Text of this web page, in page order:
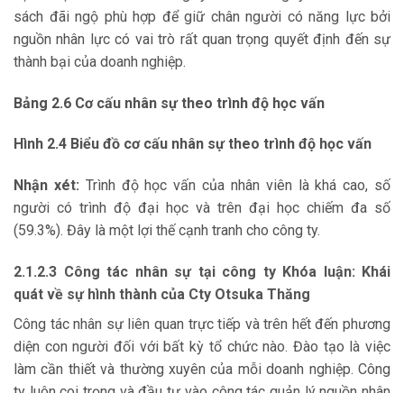
sách đãi ngộ phù hợp để giữ chân người có năng lực bởi
nguồn nhân lực có vai trò rất quan trọng quyết định đến sự
thành bại của doanh nghiệp.
Bảng 2.6 Cơ cấu nhân sự theo trình độ học vấn
Hình 2.4 Biểu đồ cơ cấu nhân sự theo trình độ học vấn
Nhận xét: Trình độ học vấn của nhân viên là khá cao, số
người có trình độ đại học và trên đại học chiếm đa số
(59.3%). Đây là một lợi thế cạnh tranh cho công ty.
2.1.2.3 Công tác nhân sự tại công ty Khóa luận: Khái
quát về sự hình thành của Cty Otsuka Thăng
Công tác nhân sự liên quan trực tiếp và trên hết đến phương
diện con người đối với bất kỳ tổ chức nào. Đào tạo là việc
làm cần thiết và thường xuyên của mỗi doanh nghiệp. Công